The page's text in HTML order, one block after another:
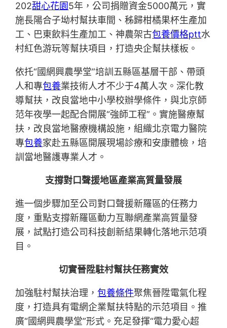
202甜心花園5年，公司捐贈資金5000萬元，實
施長陽合子坳村幫扶車間、秭歸柑橘果杯生產加
工、巴東飲料生產加工、神農架古包養價格ptt水
村紅色游玩等幫扶項目，打造央企幫扶樣板。
依托“國網興農學堂”培訓五縣區基層干部、帶頭
人和專包養業技術人才不少于4萬人次。深化教
導幫扶，改良當地中小學校辦學條件，與北京師
范年夜學一起配合開展“強師工程”。實施醫療幫
扶，改良當地醫療機構設施，組織北京電力醫院
專包養家赴五縣區開展現場診療和安康體檢，培
訓當地醫護專業人才。
支撐對口聲援地區產業高質量發展
進一個步驟加至公司對口聲援新羅區的任務力
度，重點支撐新羅區動力互聯網產業高質量發
展，試點打造公司科技創新結果轉化落地示范項
目。
切實晉陞駐村幫扶任務實效
加強駐村幫扶治理，包養條件聚焦晉陞電氣化程
度，打造具有電網企業幫扶特點的示范項目。推
廣“國網興農學堂”形式。充足發揮“電力愛心超